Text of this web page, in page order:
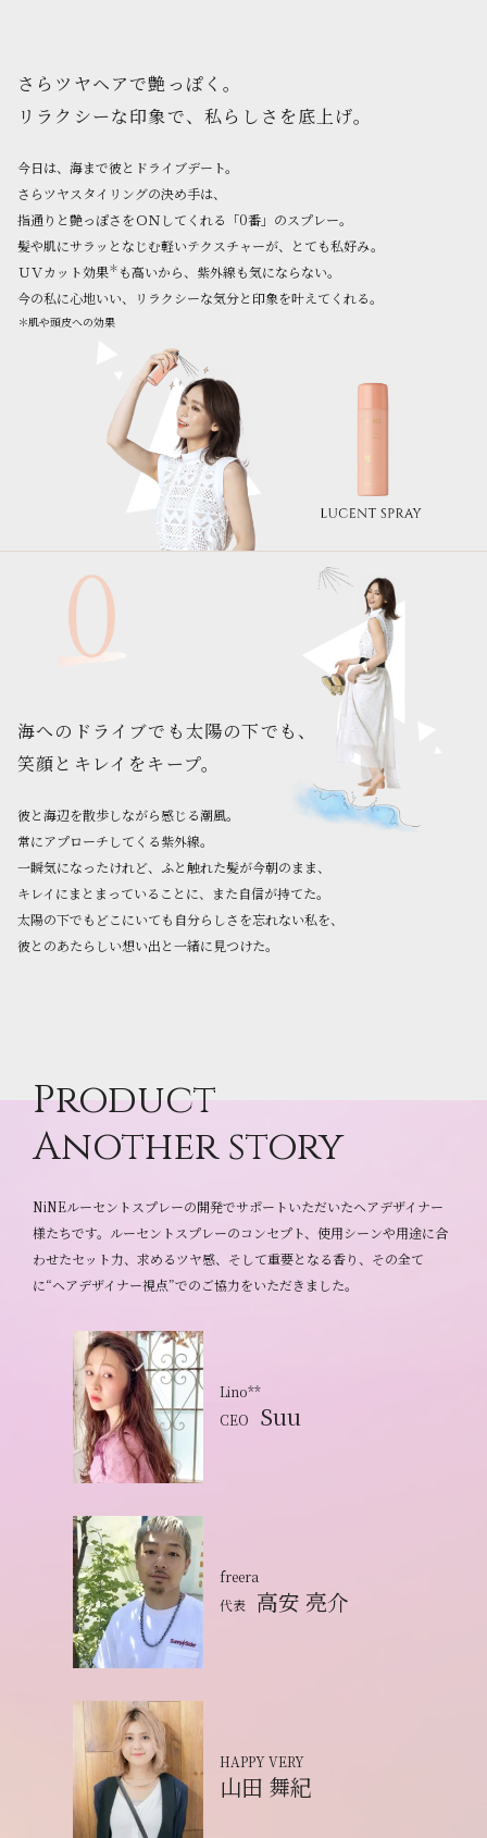
さらツヤヘアで艶っぽく。
リラクシーな印象で、私らしさを底上げ。
今日は、海まで彼とドライブデート。
さらツヤスタイリングの決め手は、
指通りと艶っぽさをＯＮしてくれる「0番」のスプレー。
髪や肌にサラッとなじむ軽いテクスチャーが、とても私好み。
ＵＶカット効果＊ も高いから、紫外線も気にならない。
今の私に心地いい、リラクシーな気分と印象を叶えてくれる。
＊肌や頭皮への効果
海へのドライブでも太陽の下でも、
笑顔とキレイをキープ。
彼と海辺を散歩しながら感じる潮風。
常にアプローチしてくる紫外線。
一瞬気になったけれど、ふと触れた髪が今朝のまま、
キレイにまとまっていることに、また自信が持てた。
太陽の下でもどこにいても自分らしさを忘れない私を、
彼とのあたらしい想い出と一緒に見つけた。
Product
Another story
NiNEルーセントスプレーの開発でサポートいただいたヘアデザイナー
様たちです。ルーセントスプレーのコンセプト、使用シーンや用途に合
わせたセット力、求めるツヤ感、そして重要となる香り、その全て
に“ヘアデザイナー視点”でのご協力をいただきました。
Lino**
CEO
Suu
freera
代表
高安 亮介
HAPPY VERY
山田 舞紀